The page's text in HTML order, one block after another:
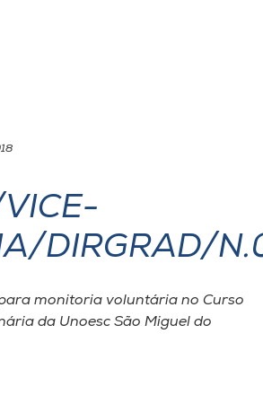
DIRGRAD/
monitoria voluntária no Curso
da Unoesc São Miguel do